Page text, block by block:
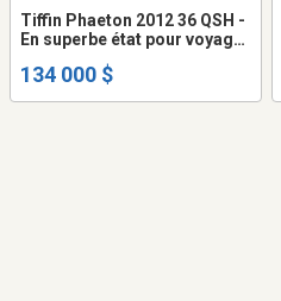
Tiffin Phaeton 2012 36 QSH -
En superbe état pour voyager
134 000 $